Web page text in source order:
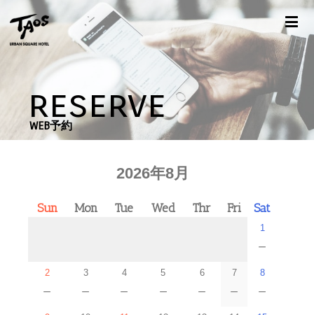
reserve
WEB予約
2026年8月
Sun Mon Tue Wed Thr Fri Sat
1
－
2
－
3
－
4
－
5
－
6
－
7
－
8
－